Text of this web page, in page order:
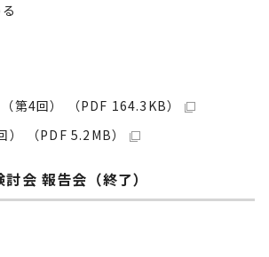
第4回） （PDF 164.3KB）
） （PDF 5.2MB）
会 報告会（終了）